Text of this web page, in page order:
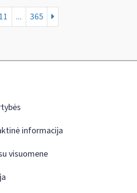
11 ... 365
informacija
visuomene